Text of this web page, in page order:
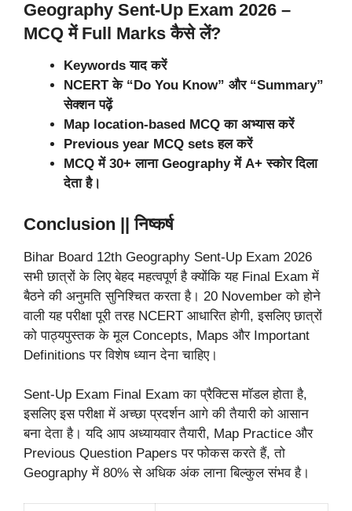
Geography Sent-Up Exam 2026 –
MCQ में Full Marks कैसे लें?
Keywords याद करें
NCERT के “Do You Know” और “Summary”
सेक्शन पढ़ें
Map location-based MCQ का अभ्यास करें
Previous year MCQ sets हल करें
MCQ में 30+ लाना Geography में A+ स्कोर दिला
देता है।
Conclusion || निष्कर्ष
Bihar Board 12th Geography Sent-Up Exam 2026
सभी छात्रों के लिए बेहद महत्वपूर्ण है क्योंकि यह Final Exam में
बैठने की अनुमति सुनिश्चित करता है। 20 November को होने
वाली यह परीक्षा पूरी तरह NCERT आधारित होगी, इसलिए छात्रों
को पाठ्यपुस्तक के मूल Concepts, Maps और Important
Definitions पर विशेष ध्यान देना चाहिए।
Sent-Up Exam Final Exam का प्रैक्टिस मॉडल होता है,
इसलिए इस परीक्षा में अच्छा प्रदर्शन आगे की तैयारी को आसान
बना देता है। यदि आप अध्यायवार तैयारी, Map Practice और
Previous Question Papers पर फोकस करते हैं, तो
Geography में 80% से अधिक अंक लाना बिल्कुल संभव है।